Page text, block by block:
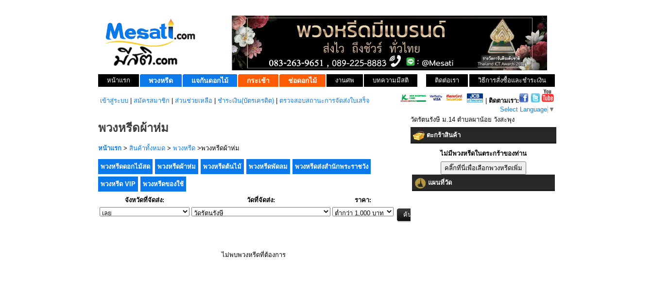
หน้าแรก พวงหรีด แจกันดอกไม้ กระเช้า ช่อดอกไม้ งานศพ บทความมีสติ วิธีการสั่งซื้อและชำระเงิน
ติดต่อเรา
เข้าสู่ระบบ สมัครสมาชิก ส่วนช่วยเหลือ ชำระเงิน(บัตรเครดิต) ตรวจสอบสถานะการจัดส่งใบเสร็จ
ติดตามเรา:
Select Language ▼
พวงหรีดผ้าห่ม
หน้าแรก > สินค้าทั้งหมด > พวงหรีด >พวงหรีดผ้าห่ม
พวงหรีดดอกไม้สด พวงหรีดผ้าห่ม พวงหรีดต้นไม้ พวงหรีดพัดลม พวงหรีดส่งสำนักพระราชวัง
พวงหรีด VIP พวงหรีดของใช้
จังหวัดที่จัดส่ง: วัดที่จัดส่ง: ราคา:
ไม่พบพวงหรีดที่ต้องการ
วัดรัตนรังษี ม.14 ตำบลผาน้อย วังสะพุง
ตะกร้าสินค้า
ไม่มีพวงหรีดในตระกร้าของท่าน
แผนที่วัด